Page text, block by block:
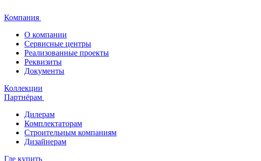
Компания
О компании
Сервисные центры
Реализованные проекты
Реквизиты
Документы
Коллекции
Партнёрам
Дилерам
Комплектаторам
Строительным компаниям
Дизайнерам
Где купить